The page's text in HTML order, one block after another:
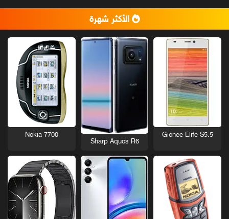
الأكثر شهرة
Gionee Elife S5.5
Sharp Aquos R6
Nokia 7700